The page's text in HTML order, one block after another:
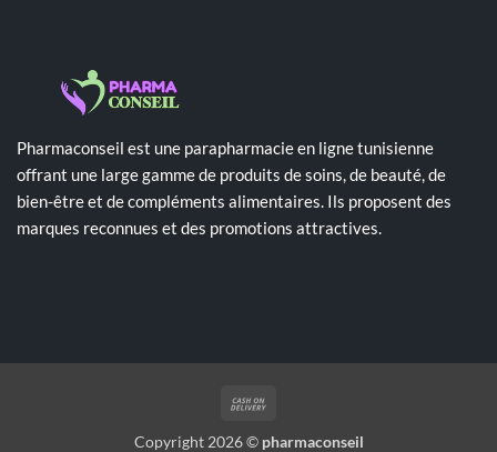
Pharmaconseil est une parapharmacie en ligne tunisienne
offrant une large gamme de produits de soins, de beauté, de
bien-être et de compléments alimentaires. Ils proposent des
marques reconnues et des promotions attractives.
Copyright 2026 © pharmaconseil